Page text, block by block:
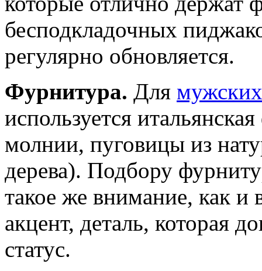
бесподкладочных
регулярно обновляется.
Фурнитура. Для
используется
молнии, пуговицы из
дерева). Подбору
такое же внимание, как
акцент, деталь, которая
статус.